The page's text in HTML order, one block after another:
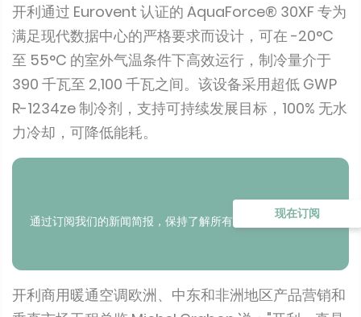
开利通过 Eurovent 认证的 AquaForce® 30XF 专为
满足现代数据中心的严格要求而设计，可在 -20°C
至 55°C 的室外气温条件下高效运行，制冷量介于
390 千瓦至 2,100 千瓦之间。该设备采用超低 GWP
R-1234ze 制冷剂，支持可持续发展目标，100% 无水
力冷却，可降低能耗。
通过订阅我们的新闻简报，保持了解所有更新
现在订阅
开利商用暖通空调欧洲、中东和非洲地区产品营销和